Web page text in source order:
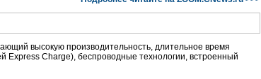
высокую производительность, длительное время
Charge), беспроводные технологии, встроенный